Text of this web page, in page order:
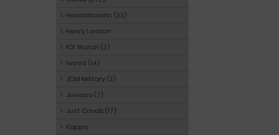
Heinrichssohn (33)
Henry London
ICE Watch (2)
Iwood (14)
JDM Military (2)
Jowissa (7)
Just Cavalli (17)
Kappa